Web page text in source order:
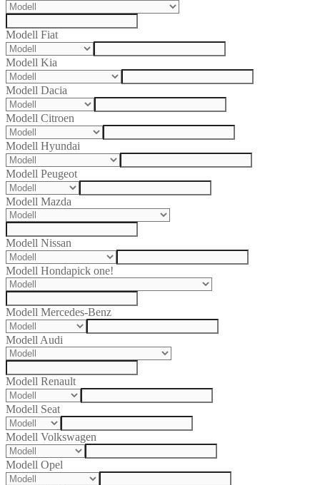
Modell Fiat
Modell Kia
Modell Dacia
Modell Citroen
Modell Hyundai
Modell Peugeot
Modell Mazda
Modell Nissan
Modell Hondapick one!
Modell Mercedes-Benz
Modell Audi
Modell Renault
Modell Seat
Modell Volkswagen
Modell Opel